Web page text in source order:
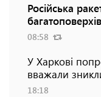
Російська
08:58
У Харкові
вважали
18:18